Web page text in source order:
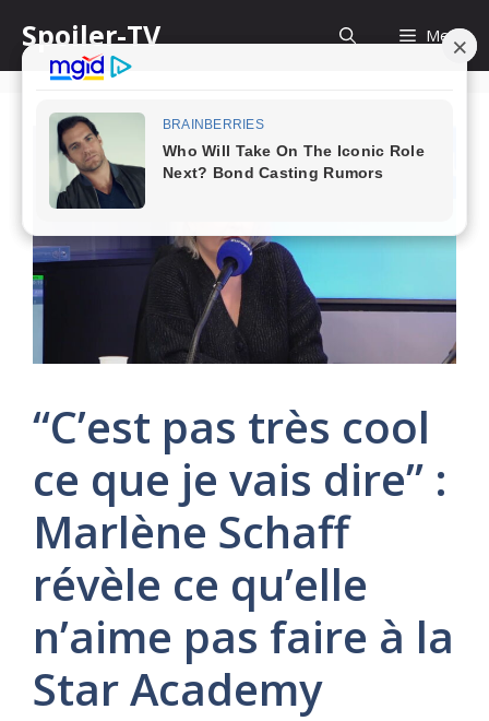
content
Spoiler-TV Menu
“C’est pas très cool
ce que je vais dire” :
Marlène Schaff
révèle ce qu’elle
n’aime pas faire à la
Star Academy